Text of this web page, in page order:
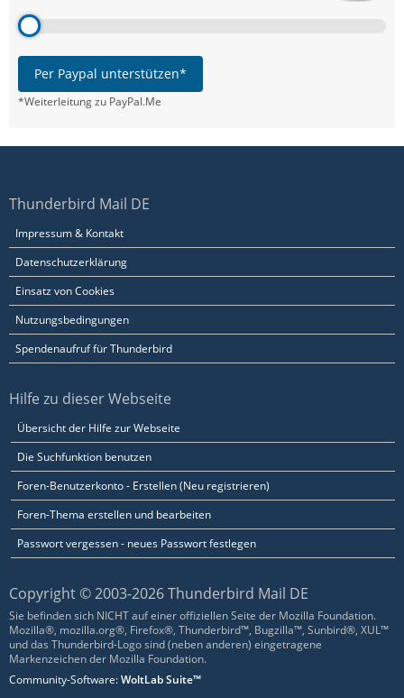
Per Paypal unterstützen*
*Weiterleitung zu PayPal.Me
Thunderbird Mail DE
Impressum & Kontakt
Datenschutzerklärung
Einsatz von Cookies
Nutzungsbedingungen
Spendenaufruf für Thunderbird
Hilfe zu dieser Webseite
Übersicht der Hilfe zur Webseite
Die Suchfunktion benutzen
Foren-Benutzerkonto - Erstellen (Neu registrieren)
Foren-Thema erstellen und bearbeiten
Passwort vergessen - neues Passwort festlegen
Copyright © 2003-2026 Thunderbird Mail DE
Sie befinden sich NICHT auf einer offiziellen Seite der Mozilla Foundation.
Mozilla®, mozilla.org®, Firefox®, Thunderbird™, Bugzilla™, Sunbird®, XUL™
und das Thunderbird-Logo sind (neben anderen) eingetragene
Markenzeichen der Mozilla Foundation.
Community-Software:WoltLab Suite™